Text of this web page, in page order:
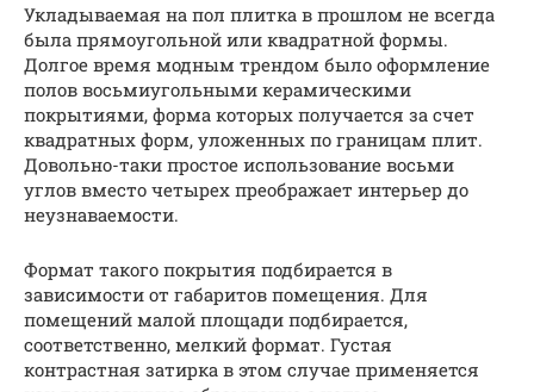
Укладываемая на пол плитка в прошлом не всегда
была прямоугольной или квадратной формы.
Долгое время модным трендом было оформление
полов восьмиугольными керамическими
покрытиями, форма которых получается за счет
квадратных форм, уложенных по границам плит.
Довольно-таки простое использование восьми
углов вместо четырех преображает интерьер до
неузнаваемости.
Формат такого покрытия подбирается в
зависимости от габаритов помещения. Для
помещений малой площади подбирается,
соответственно, мелкий формат. Густая
контрастная затирка в этом случае применяется